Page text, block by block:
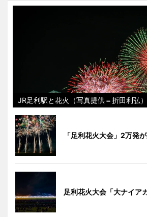
JR足利駅と花火（写真提供＝折田利弘）
「足利花火大会」2万発
足利花火大会「大ナイア